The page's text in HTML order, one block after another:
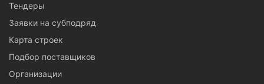
Тендеры
Заявки на субподряд
Карта строек
Подбор поставщиков
Организации